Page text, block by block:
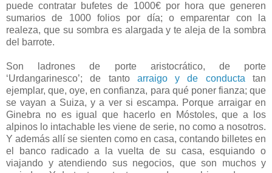
puede contratar bufetes de 1000€ por hora que generen
sumarios de 1000 folios por día; o emparentar con la
realeza, que su sombra es alargada y te aleja de la sombra
del barrote.
Son ladrones de porte aristocrático, de porte
‘Urdangarinesco’; de tanto arraigo y de conducta tan
ejemplar, que, oye, en confianza, para qué poner fianza; que
se vayan a Suiza, y a ver si escampa. Porque arraigar en
Ginebra no es igual que hacerlo en Móstoles, que a los
alpinos lo intachable les viene de serie, no como a nosotros.
Y además allí se sienten como en casa, contando billetes en
el banco radicado a la vuelta de su casa, esquiando o
viajando y atendiendo sus negocios, que son muchos y